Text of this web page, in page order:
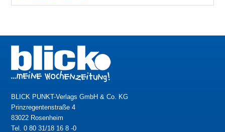
BLICK PUNKT-Verlags GmbH & Co. KG
Prinzregentenstraße 4
83022 Rosenheim
Tel. 0 80 31/18 16 8 -0